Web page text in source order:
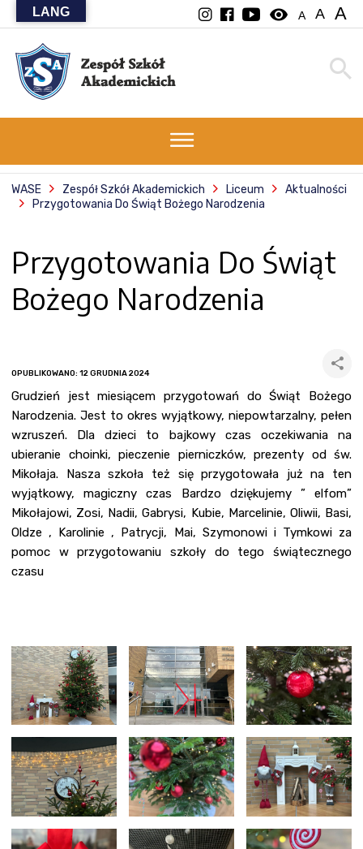
visibility A A A
WASE Zespół Szkół Akademickich Liceum
Aktualności
Przygotowania Do Świąt Bożego Narodzenia
Przygotowania Do Świąt
Bożego Narodzenia
OPUBLIKOWANO: 12 GRUDNIA 2024
Grudzień jest miesiącem przygotowań do Świąt Bożego
Narodzenia. Jest to okres wyjątkowy, niepowtarzalny, pełen
wzruszeń. Dla dzieci to bajkowy czas oczekiwania na
ubieranie choinki, pieczenie pierniczków, prezenty od św.
Mikołaja. Nasza szkoła też się przygotowała już na ten
wyjątkowy, magiczny czas Bardzo dziękujemy ” elfom”
Mikołajowi, Zosi, Nadii, Gabrysi, Kubie, Marcelinie, Oliwii, Basi,
Oldze , Karolinie , Patrycji, Mai, Szymonowi i Tymkowi za
pomoc w przygotowaniu szkoły do tego świątecznego
czasu
LANG